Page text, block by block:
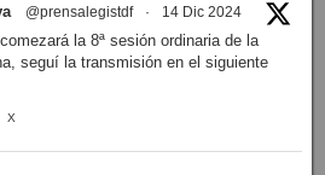
@prensalegistdf · 14 Dic 2024
la 8ª sesión ordinaria de la
seguí la transmisión en el siguiente
X